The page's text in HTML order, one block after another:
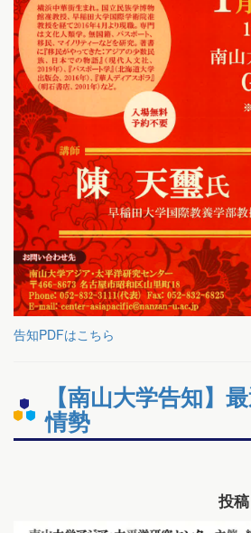
告知PDFはこちら
【南山大学告知】
情勢
投